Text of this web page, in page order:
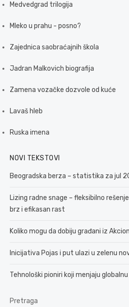
Medvedgrad trilogija
Mleko u prahu - posno?
Zajednica saobraćajnih škola
Jadran Malkovich biografija
Zamena vozačke dozvole od kuće
Lavaš hleb
Ruska imena
NOVI TEKSTOVI
Beogradska berza – statistika za jul
Lizing radne snage – fleksibilno
brz i efikasan rast
Koliko mogu da dobiju građani iz
Inicijativa Pojas i put ulazi u zelenu
Tehnološki pioniri koji menjaju
Pretraga